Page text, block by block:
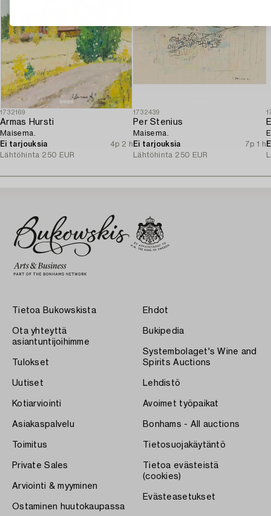
1732169
Armas Hursti
Maisema.
Ei tarjouksia
4p 2 h
Lähtöhinta 250 EUR
1732439
Per Stenius
Maisema.
Ei tarjouksia
7p 1 h
Lähtöhinta 250 EUR
Tietoa Bukowskista
Ota yhteyttä
asiantuntijoihimme
Tulokset
Uutiset
Kotiarviointi
Asiakaspalvelu
Toimitus
Private Sales
Arviointi & myyminen
Ostaminen huutokaupassa
Ehdot
Bukipedia
Systembolaget's Wine and
Spirits Auctions
Lehdistö
Avoimet työpaikat
Bonhams - All auctions
Tietosuojakäytäntö
Tietoa evästeistä
(cookies)
Evästeasetukset